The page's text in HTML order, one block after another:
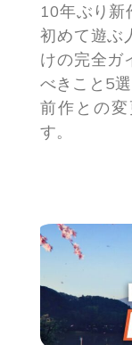
10年ぶり新
初めて遊ぶ
けの完全ガ
べきこと5
前作との
す。